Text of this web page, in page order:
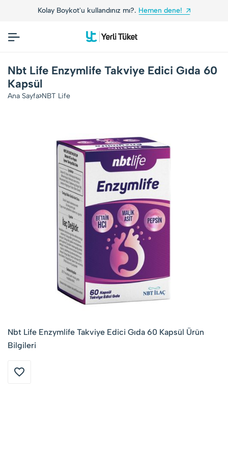
kullandınız mı?.Hemen dene!
Nbt Life Enzymlife Takviye Edici Gıda 60
Kapsül
Ana Sayfa NBT Life
Nbt Life Enzymlife Takviye Edici Gıda 60 Kapsül Ürün
Bilgileri